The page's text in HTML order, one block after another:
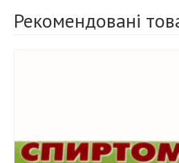
Рекомендовані